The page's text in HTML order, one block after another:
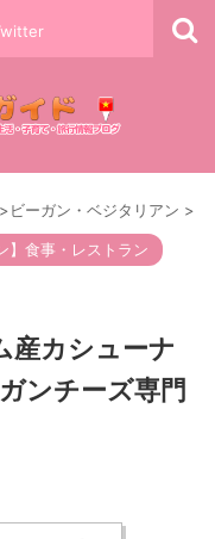
>ビーガン・ベジタリアン >
】食事・レストラン
産カシューナ
ンチーズ専門